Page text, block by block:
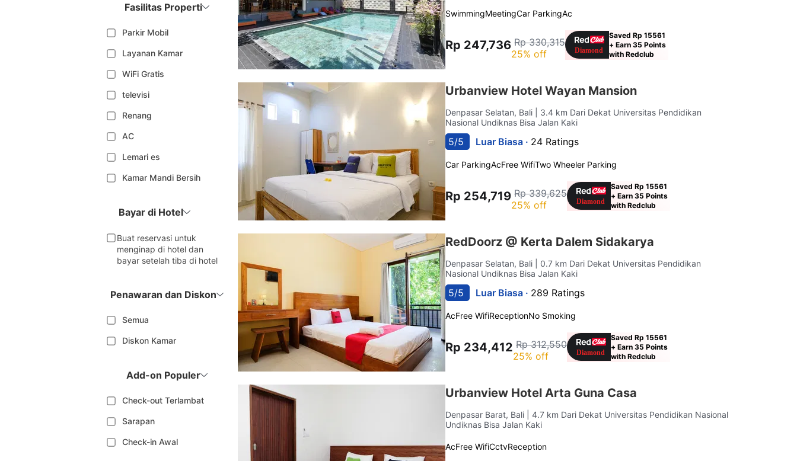
Fasilitas Properti
Parkir Mobil
Layanan Kamar
WiFi Gratis
televisi
Renang
AC
Lemari es
Kamar Mandi Bersih
Bayar di Hotel
Buat reservasi untuk
menginap di hotel dan
bayar setelah tiba di hotel
Penawaran dan Diskon
Semua
Diskon Kamar
Add-on Populer
Check-out Terlambat
Sarapan
Check-in Awal
SwimmingMeetingCar ParkingAc
Rp 247,736 Rp 330,315
25% off
Saved Rp 15561
+ Earn 35 Points
with Redclub
Urbanview Hotel Wayan Mansion
Denpasar Selatan, Bali
| 3.4 km Dari Dekat Universitas Pendidikan
Nasional Undiknas Bisa Jalan Kaki
5/5 Luar Biasa · 24 Ratings
Car ParkingAcFree WifiTwo Wheeler Parking
Rp 254,719 Rp 339,625
25% off
Saved Rp 15561
+ Earn 35 Points
with Redclub
RedDoorz @ Kerta Dalem Sidakarya
Denpasar Selatan, Bali
| 0.7 km Dari Dekat Universitas Pendidikan
Nasional Undiknas Bisa Jalan Kaki
5/5 Luar Biasa · 289 Ratings
AcFree WifiReceptionNo Smoking
Rp 234,412 Rp 312,550
25% off
Saved Rp 15561
+ Earn 35 Points
with Redclub
Urbanview Hotel Arta Guna Casa
Denpasar Barat, Bali
| 4.7 km Dari Dekat Universitas Pendidikan Nasional
Undiknas Bisa Jalan Kaki
AcFree WifiCctvReception